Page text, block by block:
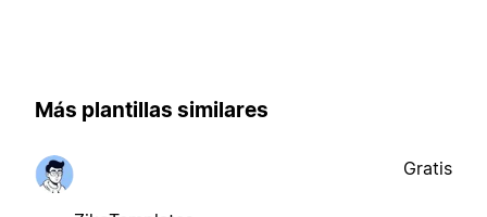
Más plantillas similares
Gratis